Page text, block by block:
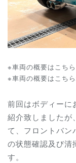
※車両の概要はこち
※車両の概要はこち
前回はボディーに
紹介致しました
て、フロントバン
の状態確認及び清
す。